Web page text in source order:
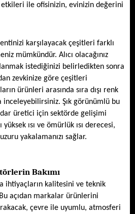
ile ofisinizin, evinizin değerini
karşılayacak çeşitleri farklı
mümkündür. Alıcı olacağınız
istediğinizi belirledikten sonra
zevkinize göre çeşitleri
ürünleri arasında sıra dışı renk
inceleyebilirsiniz. Şık görünümlü bu
üretici için sektörde gelişimi
ısı ve ömürlük ısı derecesi,
yakalamanızı sağlar.
Bakımı
ihtiyaçların kalitesini ve teknik
açıdan markalar ürünlerini
çevre ile uyumlu, atmosferi